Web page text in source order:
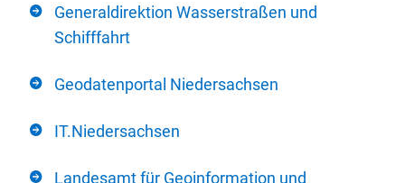
Generaldirektion Wasserstraßen und
Schifffahrt
Geodatenportal Niedersachsen
IT.Niedersachsen
Landesamt für Geoinformation und